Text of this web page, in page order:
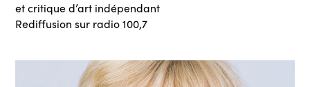
et critique d’art indépendant
Rediffusion sur radio 100,7